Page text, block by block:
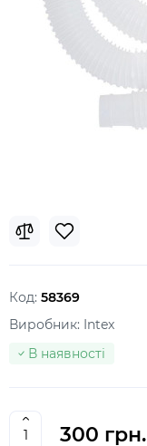
Код: 58369
Виробник: Intex
В наявності
300 грн.